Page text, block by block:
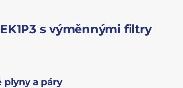
s výměnnými filtry
plyny a páry